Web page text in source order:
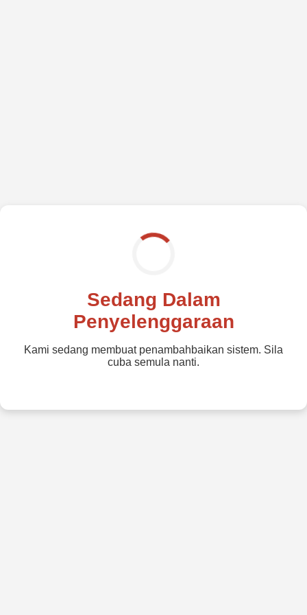
Sedang Dalam
Penyelenggaraan
Kami sedang membuat penambahbaikan sistem. Sila
cuba semula nanti.